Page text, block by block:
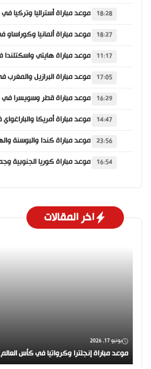
18:28
18:27
11:17
17:05
16:29
14:47
23:56
16:54
اخر المقالات
يونيو 17, 2026
موعد مباراة إنجلترا وكرواتيا في كأس العالم 2026 والقنوات الناقلة